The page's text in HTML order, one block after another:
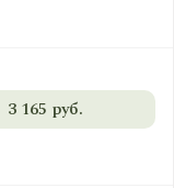
3 165 руб.